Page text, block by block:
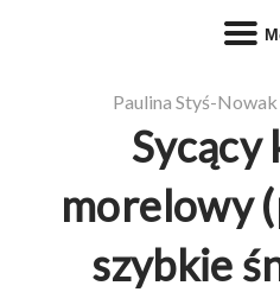
Paulina Styś-
morelowy
szybkie